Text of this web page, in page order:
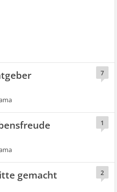
7
1
gemacht 2